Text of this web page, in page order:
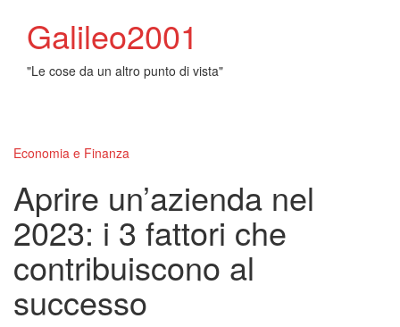
Galileo2001
"Le cose da un altro punto di vista"
Economia e Finanza
Aprire un’azienda nel
2023: i 3 fattori che
contribuiscono al
successo